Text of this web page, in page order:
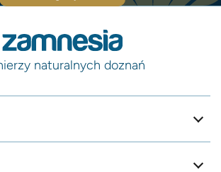
naturalnych doznań